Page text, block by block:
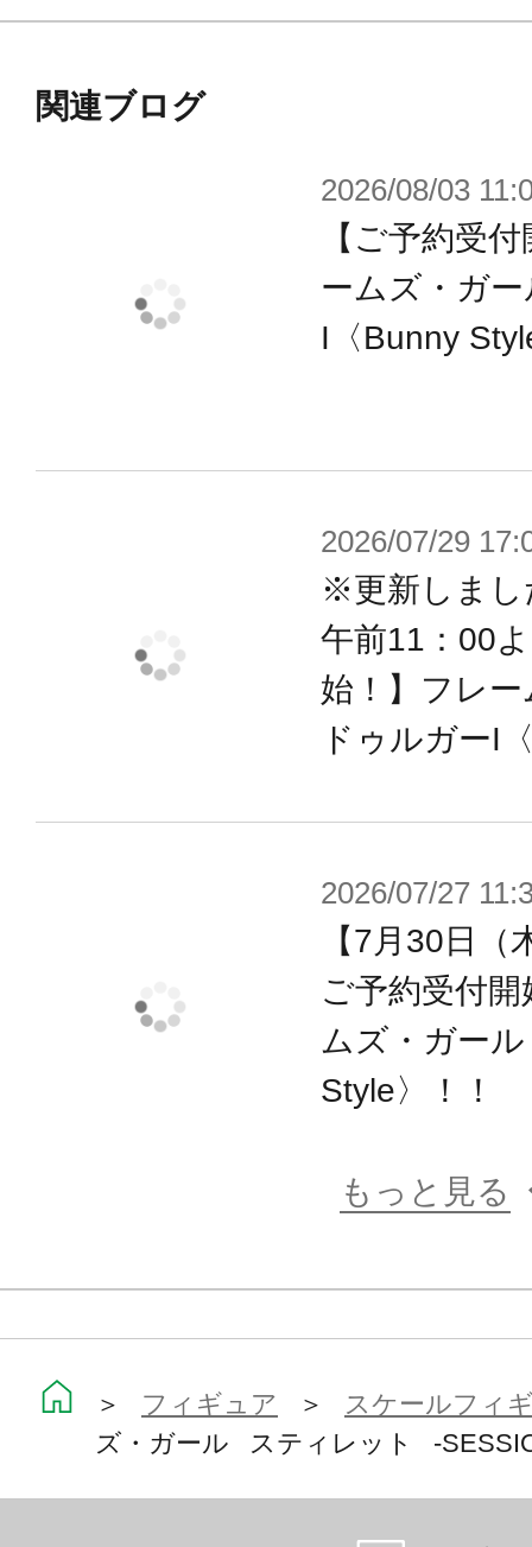
関連ブログ
2026/08/03
【ご予約受
ームズ・ガ
I〈Bunny
2026/07/29
※更新しま
午前11：00
始！】フレ
ドゥルガーI
2026/07/27
【7月30日
ご予約受付
ムズ・ガー
Style〉！！
もっと見る
＞ フィギュア ＞
スケールフィ
ズ・ガール スティレット -